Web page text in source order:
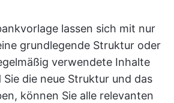
lassen sich mit nur
grundlegende Struktur oder
verwendete Inhalte
Sie die neue Struktur und das
können Sie alle relevanten